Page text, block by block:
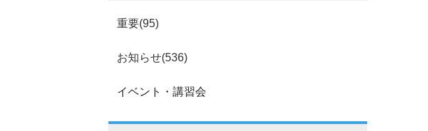
重要(95)
お知らせ(536)
イベント・講習会